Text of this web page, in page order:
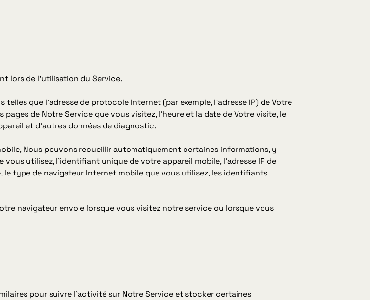
lors de l'utilisation du Service.
que l'adresse de protocole Internet (par exemple, l'adresse IP) de Votre
de Notre Service que vous visitez, l'heure et la date de Votre visite, le
et d'autres données de diagnostic.
Nous pouvons recueillir automatiquement certaines informations, y
vous utilisez, l'identifiant unique de votre appareil mobile, l'adresse IP de
type de navigateur Internet mobile que vous utilisez, les identifiants
navigateur envoie lorsque vous visitez notre service ou lorsque vous
pour suivre l'activité sur Notre Service et stocker certaines